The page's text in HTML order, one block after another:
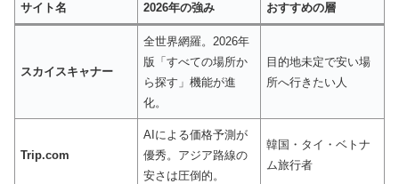
サイト名 2026年の強み おすすめの層
スカイスキャナー
全世界網羅。2026年
版「すべての場所か
ら探す」機能が進
化。
目的地未定で安い場
所へ行きたい人
Trip.com
AIによる価格予測が
優秀。アジア路線の
安さは圧倒的。
韓国・タイ・ベトナ
ム旅行者